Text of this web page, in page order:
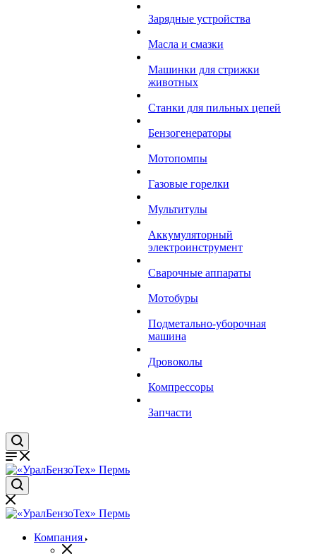
Зарядные устройства
Масла и смазки
Машинки для стрижки
животных
Станки для пильных цепей
Бензогенераторы
Мотопомпы
Газовые горелки
Мультитулы
Аккумуляторный
электроинструмент
Сварочные аппараты
Мотобуры
Подметально-уборочная
машина
Дровоколы
Компрессоры
Запчасти
Компания